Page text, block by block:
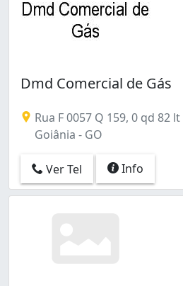
Dmd Comercial de Gás
Rua F 0057 Q 159, 0 qd 82
Goiânia - GO
Ver Tel Info